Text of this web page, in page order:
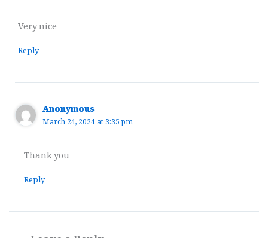
Very nice
Reply
Anonymous
March 24, 2024 at 3:35 pm
Thank you
Reply